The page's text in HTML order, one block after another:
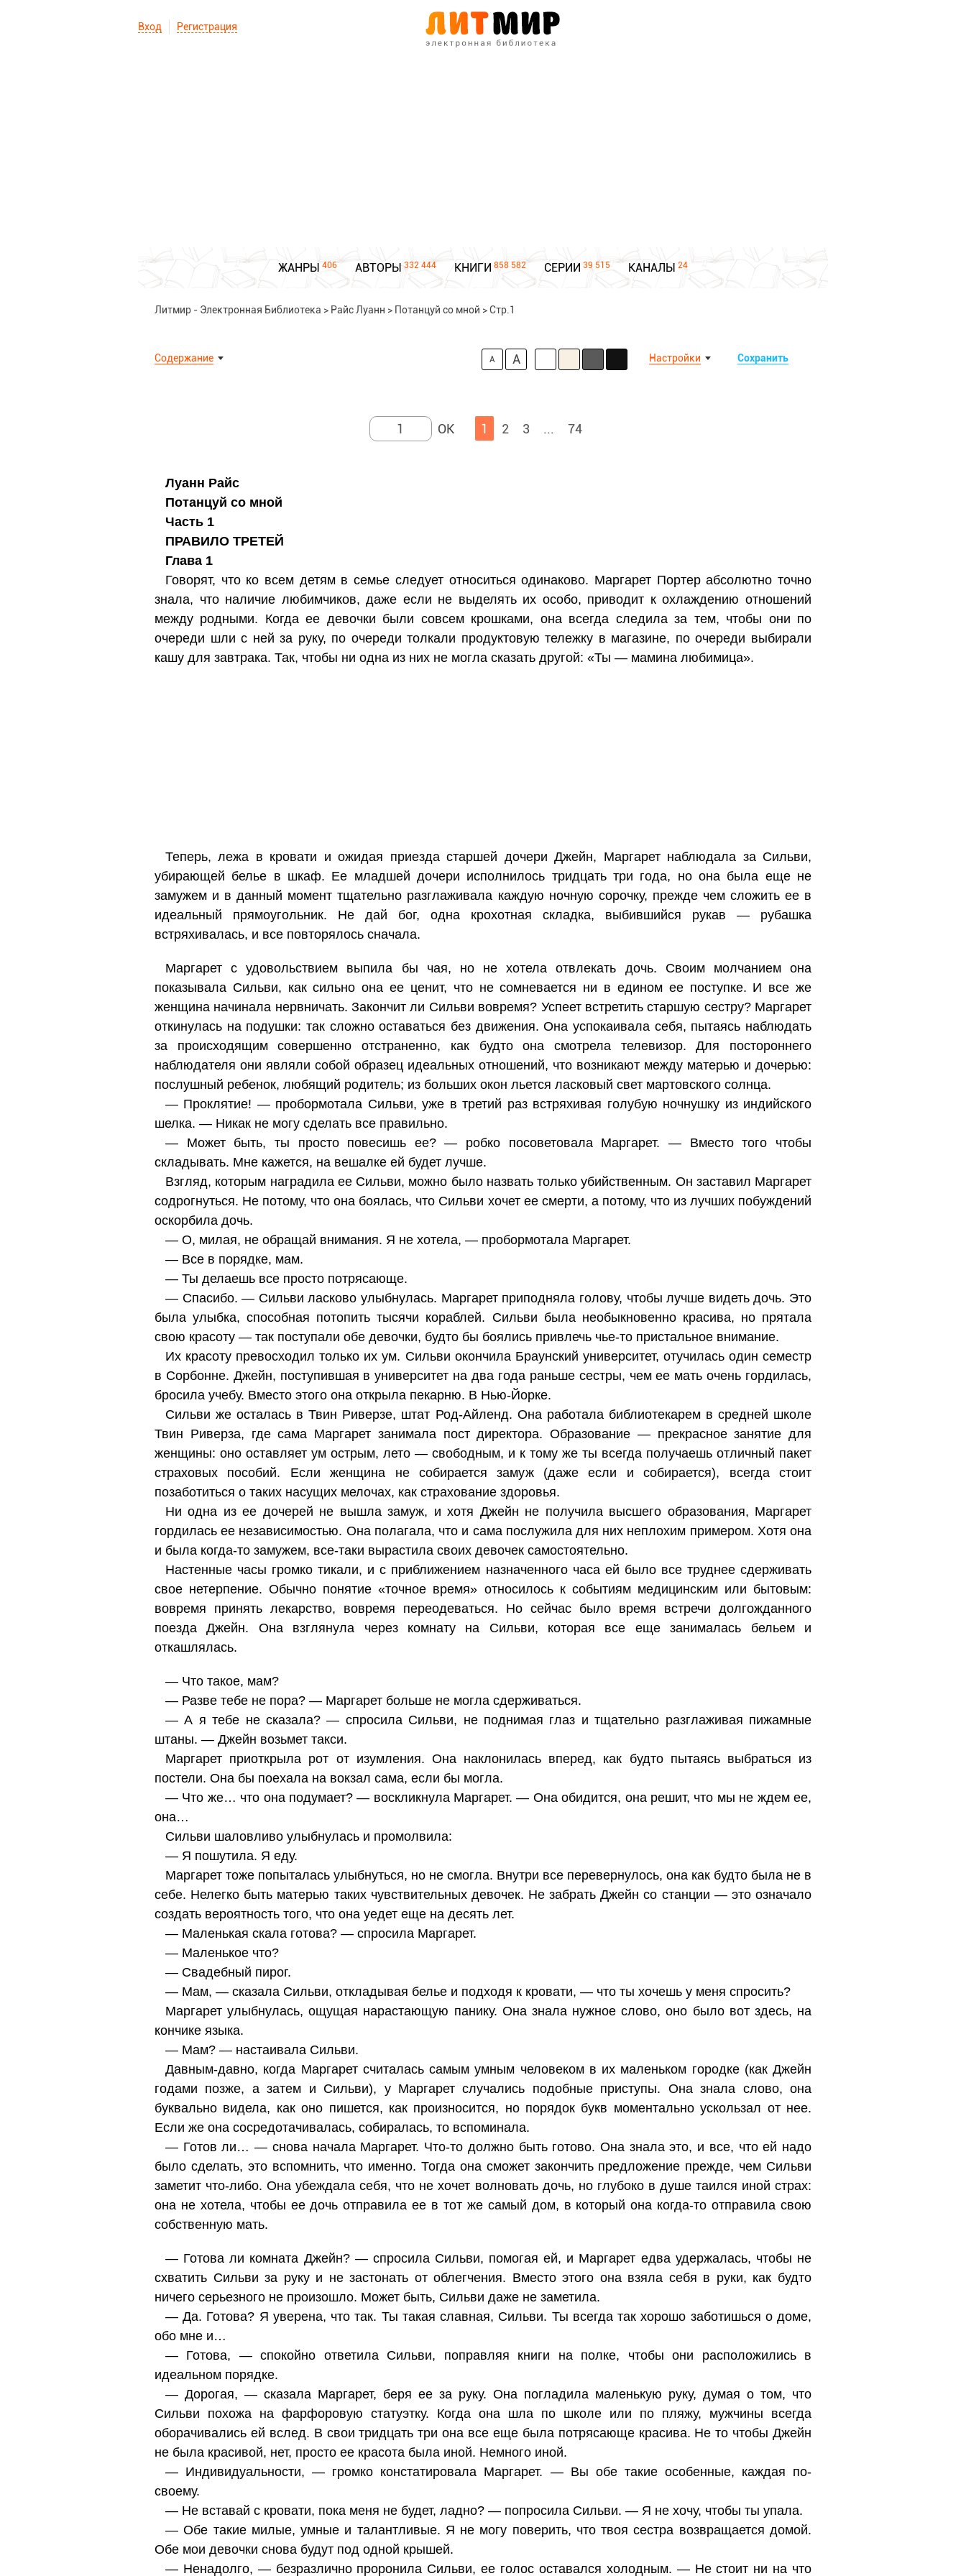
Вход Регистрация
ЖАНРЫ 406 АВТОРЫ 332 444 КНИГИ 858 582 СЕРИИ 39 515 КАНАЛЫ 24
Литмир - Электронная Библиотека > Райс Луанн > Потанцуй со мной >Стр.1
Содержание Сохранить
Настройки
A A
1 2 3 ... 74
Луанн Райс
Потанцуй со мной
Часть 1
ПРАВИЛО ТРЕТЕЙ
Глава 1
Говорят, что ко всем детям в семье следует относиться одинаково. Маргарет Портер абсолютно точно
знала, что наличие любимчиков, даже если не выделять их особо, приводит к охлаждению отношений
между родными. Когда ее девочки были совсем крошками, она всегда следила за тем, чтобы они по
очереди шли с ней за руку, по очереди толкали продуктовую тележку в магазине, по очереди выбирали
кашу для завтрака. Так, чтобы ни одна из них не могла сказать другой: «Ты — мамина любимица».
Теперь, лежа в кровати и ожидая приезда старшей дочери Джейн, Маргарет наблюдала за Сильви,
убирающей белье в шкаф. Ее младшей дочери исполнилось тридцать три года, но она была еще не
замужем и в данный момент тщательно разглаживала каждую ночную сорочку, прежде чем сложить ее в
идеальный прямоугольник. Не дай бог, одна крохотная складка, выбившийся рукав — рубашка
встряхивалась, и все повторялось сначала.
Маргарет с удовольствием выпила бы чая, но не хотела отвлекать дочь. Своим молчанием она
показывала Сильви, как сильно она ее ценит, что не сомневается ни в едином ее поступке. И все же
женщина начинала нервничать. Закончит ли Сильви вовремя? Успеет встретить старшую сестру? Маргарет
откинулась на подушки: так сложно оставаться без движения. Она успокаивала себя, пытаясь наблюдать
за происходящим совершенно отстраненно, как будто она смотрела телевизор. Для постороннего
наблюдателя они являли собой образец идеальных отношений, что возникают между матерью и дочерью:
послушный ребенок, любящий родитель; из больших окон льется ласковый свет мартовского солнца.
— Проклятие! — пробормотала Сильви, уже в третий раз встряхивая голубую ночнушку из индийского
шелка. — Никак не могу сделать все правильно.
— Может быть, ты просто повесишь ее? — робко посоветовала Маргарет. — Вместо того чтобы
складывать. Мне кажется, на вешалке ей будет лучше.
Взгляд, которым наградила ее Сильви, можно было назвать только убийственным. Он заставил Маргарет
содрогнуться. Не потому, что она боялась, что Сильви хочет ее смерти, а потому, что из лучших побуждений
оскорбила дочь.
— О, милая, не обращай внимания. Я не хотела, — пробормотала Маргарет.
— Все в порядке, мам.
— Ты делаешь все просто потрясающе.
— Спасибо. — Сильви ласково улыбнулась. Маргарет приподняла голову, чтобы лучше видеть дочь. Это
была улыбка, способная потопить тысячи кораблей. Сильви была необыкновенно красива, но прятала
свою красоту — так поступали обе девочки, будто бы боялись привлечь чье-то пристальное внимание.
Их красоту превосходил только их ум. Сильви окончила Браунский университет, отучилась один семестр
в Сорбонне. Джейн, поступившая в университет на два года раньше сестры, чем ее мать очень гордилась,
бросила учебу. Вместо этого она открыла пекарню. В Нью-Йорке.
Сильви же осталась в Твин Риверзе, штат Род-Айленд. Она работала библиотекарем в средней школе
Твин Риверза, где сама Маргарет занимала пост директора. Образование — прекрасное занятие для
женщины: оно оставляет ум острым, лето — свободным, и к тому же ты всегда получаешь отличный пакет
страховых пособий. Если женщина не собирается замуж (даже если и собирается), всегда стоит
позаботиться о таких насущих мелочах, как страхование здоровья.
Ни одна из ее дочерей не вышла замуж, и хотя Джейн не получила высшего образования, Маргарет
гордилась ее независимостью. Она полагала, что и сама послужила для них неплохим примером. Хотя она
и была когда-то замужем, все-таки вырастила своих девочек самостоятельно.
Настенные часы громко тикали, и с приближением назначенного часа ей было все труднее сдерживать
свое нетерпение. Обычно понятие «точное время» относилось к событиям медицинским или бытовым:
вовремя принять лекарство, вовремя переодеваться. Но сейчас было время встречи долгожданного
поезда Джейн. Она взглянула через комнату на Сильви, которая все еще занималась бельем и
откашлялась.
— Что такое, мам?
— Разве тебе не пора? — Маргарет больше не могла сдерживаться.
— А я тебе не сказала? — спросила Сильви, не поднимая глаз и тщательно разглаживая пижамные
штаны. — Джейн возьмет такси.
Маргарет приоткрыла рот от изумления. Она наклонилась вперед, как будто пытаясь выбраться из
постели. Она бы поехала на вокзал сама, если бы могла.
— Что же… что она подумает? — воскликнула Маргарет. — Она обидится, она решит, что мы не ждем ее,
она…
Сильви шаловливо улыбнулась и промолвила:
— Я пошутила. Я еду.
Маргарет тоже попыталась улыбнуться, но не смогла. Внутри все перевернулось, она как будто была не в
себе. Нелегко быть матерью таких чувствительных девочек. Не забрать Джейн со станции — это означало
создать вероятность того, что она уедет еще на десять лет.
— Маленькая скала готова? — спросила Маргарет.
— Маленькое что?
— Свадебный пирог.
— Мам, — сказала Сильви, откладывая белье и подходя к кровати, — что ты хочешь у меня спросить?
Маргарет улыбнулась, ощущая нарастающую панику. Она знала нужное слово, оно было вот здесь, на
кончике языка.
— Мам? — настаивала Сильви.
Давным-давно, когда Маргарет считалась самым умным человеком в их маленьком городке (как Джейн
годами позже, а затем и Сильви), у Маргарет случались подобные приступы. Она знала слово, она
буквально видела, как оно пишется, как произносится, но порядок букв моментально ускользал от нее.
Если же она сосредотачивалась, собиралась, то вспоминала.
— Готов ли… — снова начала Маргарет. Что-то должно быть готово. Она знала это, и все, что ей надо
было сделать, это вспомнить, что именно. Тогда она сможет закончить предложение прежде, чем Сильви
заметит что-либо. Она убеждала себя, что не хочет волновать дочь, но глубоко в душе таился иной страх:
она не хотела, чтобы ее дочь отправила ее в тот же самый дом, в который она когда-то отправила свою
собственную мать.
— Готова ли комната Джейн? — спросила Сильви, помогая ей, и Маргарет едва удержалась, чтобы не
схватить Сильви за руку и не застонать от облегчения. Вместо этого она взяла себя в руки, как будто
ничего серьезного не произошло. Может быть, Сильви даже не заметила.
— Да. Готова? Я уверена, что так. Ты такая славная, Сильви. Ты всегда так хорошо заботишься о доме,
обо мне и…
— Готова, — спокойно ответила Сильви, поправляя книги на полке, чтобы они расположились в
идеальном порядке.
— Дорогая, — сказала Маргарет, беря ее за руку. Она погладила маленькую руку, думая о том, что
Сильви похожа на фарфоровую статуэтку. Когда она шла по школе или по пляжу, мужчины всегда
оборачивались ей вслед. В свои тридцать три она все еще была потрясающе красива. Не то чтобы Джейн
не была красивой, нет, просто ее красота была иной. Немного иной.
— Индивидуальности, — громко констатировала Маргарет. — Вы обе такие особенные, каждая по-
своему.
— Не вставай с кровати, пока меня не будет, ладно? — попросила Сильви. — Я не хочу, чтобы ты упала.
— Обе такие милые, умные и талантливые. Я не могу поверить, что твоя сестра возвращается домой.
Обе мои девочки снова будут под одной крышей.
— Ненадолго, — безразлично проронила Сильви, ее голос оставался холодным. — Не стоит ни на что